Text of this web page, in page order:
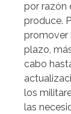
por razón
produce.
promover
plazo,
cabo
los
las